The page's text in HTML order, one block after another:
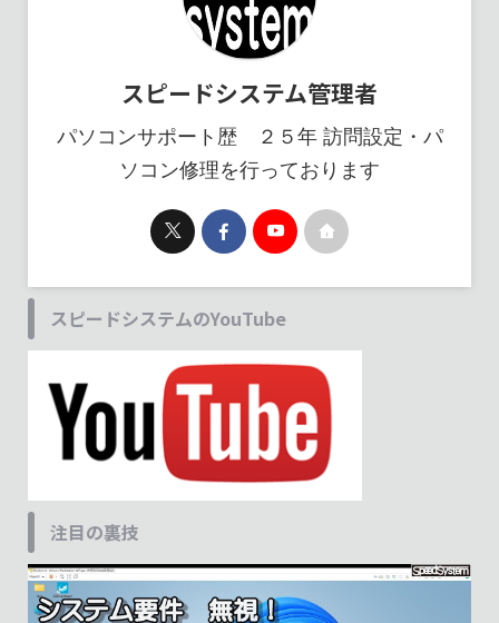
スピードシステム管理者
パソコンサポート歴 ２５年 訪問設定・パ
ソコン修理を行っております
スピードシステムのYouTube
注目の裏技